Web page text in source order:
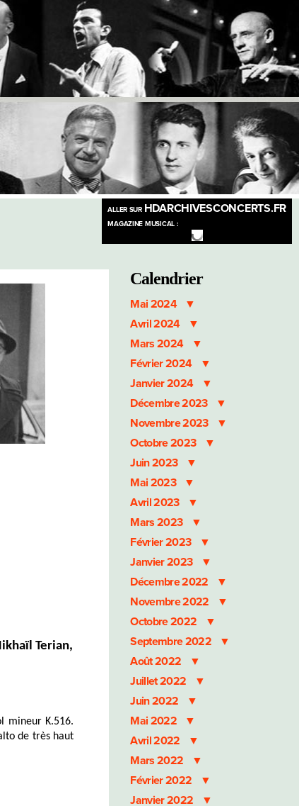
Terian,
mineur K.516.
de très haut
ALLER SUR HDARCHIVESCONCERTS.FR
MAGAZINE MUSICAL :
Calendrier
Mai 2024
Avril 2024
Mars 2024
Février 2024
Janvier 2024
Décembre 2023
Novembre 2023
Octobre 2023
Juin 2023
Mai 2023
Avril 2023
Mars 2023
Février 2023
Janvier 2023
Décembre 2022
Novembre 2022
Octobre 2022
Septembre 2022
Août 2022
Juillet 2022
Juin 2022
Mai 2022
Avril 2022
Mars 2022
Février 2022
Janvier 2022